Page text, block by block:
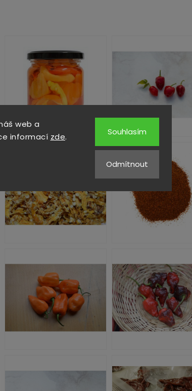
web a
informací zde.
Odmítnout
Souhlasím